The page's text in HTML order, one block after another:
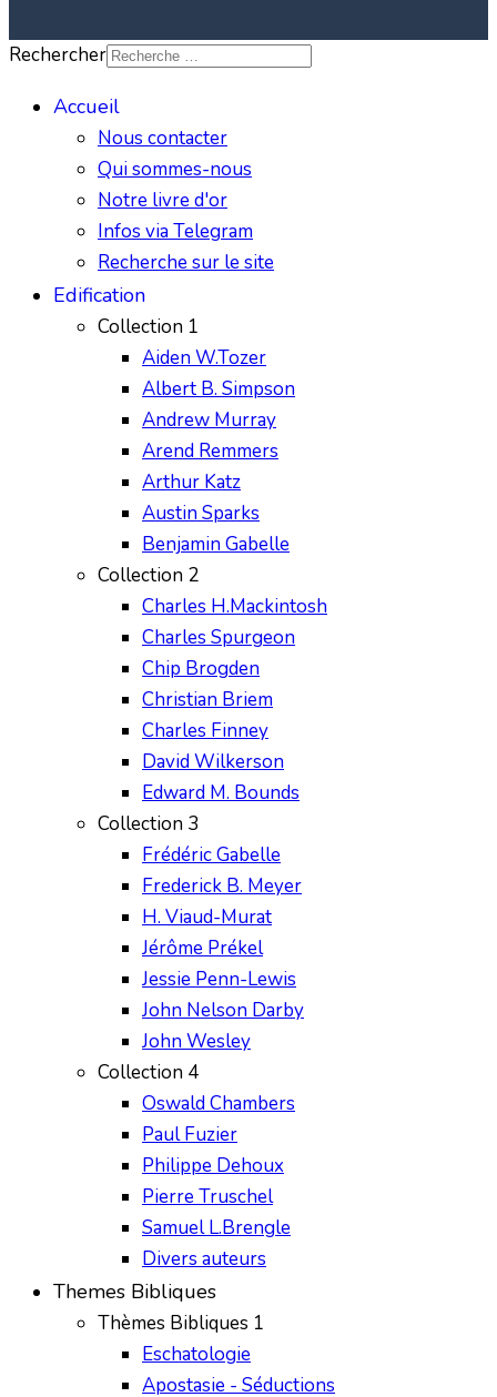
Rechercher
Accueil
Nous contacter
Qui sommes-nous
Notre livre d'or
Infos via Telegram
Recherche sur le site
Edification
Collection 1
Aiden W.Tozer
Albert B. Simpson
Andrew Murray
Arend Remmers
Arthur Katz
Austin Sparks
Benjamin Gabelle
Collection 2
Charles H.Mackintosh
Charles Spurgeon
Chip Brogden
Christian Briem
Charles Finney
David Wilkerson
Edward M. Bounds
Collection 3
Frédéric Gabelle
Frederick B. Meyer
H. Viaud-Murat
Jérôme Prékel
Jessie Penn-Lewis
John Nelson Darby
John Wesley
Collection 4
Oswald Chambers
Paul Fuzier
Philippe Dehoux
Pierre Truschel
Samuel L.Brengle
Divers auteurs
Themes Bibliques
Thèmes Bibliques 1
Eschatologie
Apostasie - Séductions